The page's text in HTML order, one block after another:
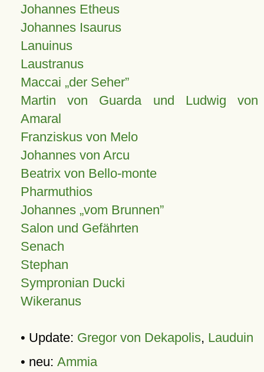
Johannes Etheus
Johannes Isaurus
Lanuinus
Laustranus
Maccai „der Seher”
Martin von Guarda und Ludwig von
Amaral
Franziskus von Melo
Johannes von Arcu
Beatrix von Bello-monte
Pharmuthios
Johannes vom Brunnen
Salon und Gefährten
Senach
Stephan
Sympronian Ducki
Wikeranus
• Update: Gregor von Dekapolis, Lauduin
• neu: Ammia